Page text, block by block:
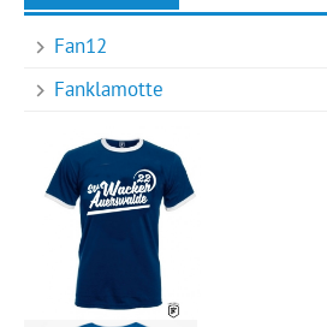
Fan12
Fanklamotte